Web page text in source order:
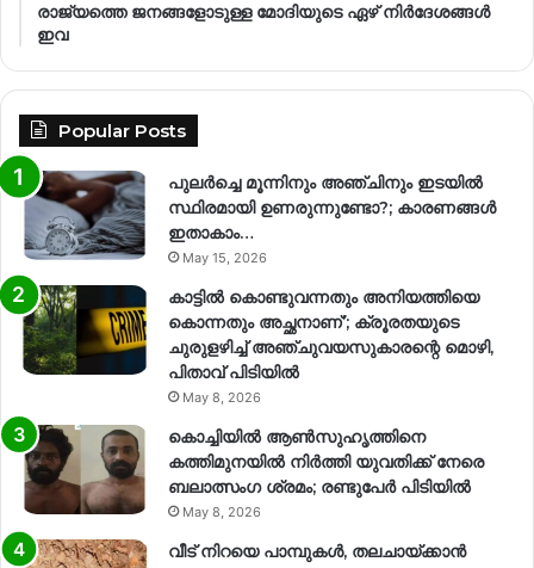
രാജ്യത്തെ ജനങ്ങളോടുള്ള മോദിയുടെ ഏഴ് നിര്‍ദേശങ്ങള്‍
ഇവ
Popular Posts
പുലർച്ചെ മൂന്നിനും അഞ്ചിനും ഇടയിൽ
സ്ഥിരമായി ഉണരുന്നുണ്ടോ?; കാരണങ്ങള്‍
ഇതാകാം…
May 15, 2026
കാട്ടിൽ കൊണ്ടുവന്നതും അനിയത്തിയെ
കൊന്നതും അച്ഛനാണ്’; ക്രൂരതയുടെ
ചുരുളഴിച്ച് അഞ്ചുവയസുകാരന്റെ മൊഴി,
പിതാവ് പിടിയിൽ
May 8, 2026
കൊച്ചിയിൽ ആൺസുഹൃത്തിനെ
കത്തിമുനയിൽ നിർത്തി യുവതിക്ക് നേരെ
ബലാത്സംഗ​ ശ്രമം; രണ്ടുപേർ പിടിയിൽ
May 8, 2026
വീട് നിറയെ പാമ്പുകൾ, തലചായ്ക്കാൻ